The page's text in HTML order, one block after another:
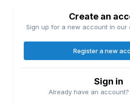
Create an
Sign up for a new account in our
Register a new
Sign in
Already have an account?